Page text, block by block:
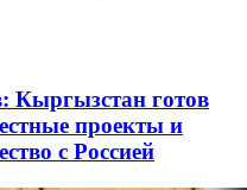
Кыргызстан готов
проекты и
с Россией